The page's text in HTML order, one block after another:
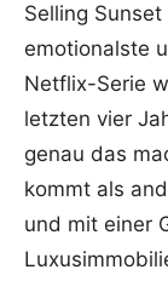
Selling
emotionalste
Netflix-Serie
letzten vier
genau das
kommt als
und mit einer